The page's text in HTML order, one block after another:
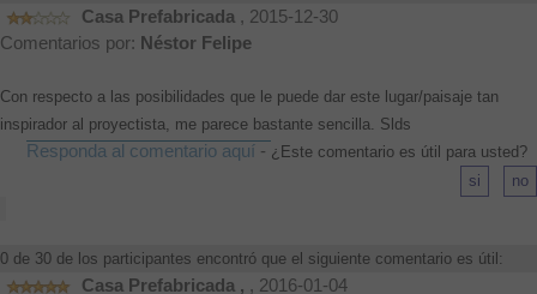
Casa Prefabricada , 2015-12-30
Comentarios por: Néstor Felipe
Con respecto a las posibilidades que le puede dar este lugar/paisaje tan
inspirador al proyectista, me parece bastante sencilla. Slds
Responda al comentario aquí - ¿Este comentario es útil para usted?
0 de 30 de los participantes encontró que el siguiente comentario es útil:
Casa Prefabricada , , 2016-01-04